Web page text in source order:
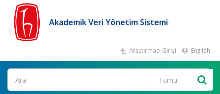
Akademik Veri Yönetim Sistemi
Araştırmacı Girişi English
Ara